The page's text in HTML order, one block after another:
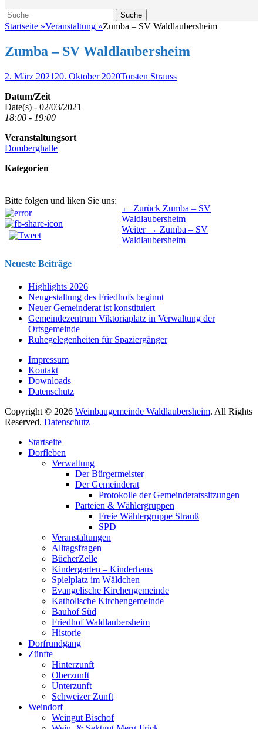
Suche
Suche
nach:
Startseite »Veranstaltung »Zumba – SV Waldlaubersheim
Zumba – SV Waldlaubersheim
Veröffentlicht
2. März 2021 20. Oktober 2020Autor
Torsten Strauss
Datum/Zeit
Date(s) - 02/03/2021
18:00 - 19:00
Veranstaltungsort
Domberghalle
Kategorien
Bitte folgen und liken Sie uns:
Beitragsnavigation ← Zurück Vorhergehender
Beitrag:
Zumba – SV
Waldlaubersheim
Weiter → Nächster
Beitrag:
Zumba – SV
Waldlaubersheim
Neueste Beiträge
Highlights 2026
Neugestaltung des Friedhofs beginnt
Neuer Gemeinderat ist konstituiert
Gemeindezentrum Viktoriaplatz in Verwaltung der
Ortsgemeinde
Ruhegelegenheiten für Spaziergänger
Impressum
Kontakt
Downloads
Datenschutz
Copyright © 2026 Weinbaugemeinde Waldlaubersheim. All Rights
Reserved. Datenschutz
oben
scrollen
Startseite
Dorfleben
Verwaltung
Der Bürgermeister
Der Gemeinderat
Protokolle der Gemeinderatssitzungen
Parteien & Wählergruppen
Freie Wählergruppe Strauß
SPD
Veranstaltungen
Alltagsfragen
BücherZelle
Kindergarten – Kinderhaus
Spielplatz im Wäldchen
Evangelische Kirchengemeinde
Katholische Kirchengemeinde
Bauhof Süd
Friedhof Waldlaubersheim
Historie
Dorfrundgang
Zünfte
Hinterzunft
Oberzunft
Unterzunft
Schweizer Zunft
Weindorf
Weingut Bischof